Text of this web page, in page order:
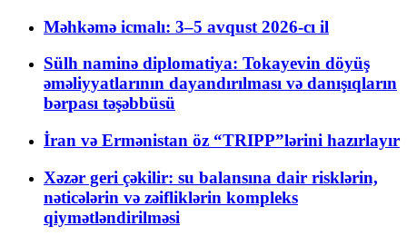
Məhkəmə icmalı: 3–5 avqust 2026-cı il
Sülh naminə diplomatiya: Tokayevin döyüş
əməliyyatlarının dayandırılması və danışıqların
bərpası təşəbbüsü
İran və Ermənistan öz “TRIPP”lərini hazırlayır
Xəzər geri çəkilir: su balansına dair risklərin,
nəticələrin və zəifliklərin kompleks
qiymətləndirilməsi